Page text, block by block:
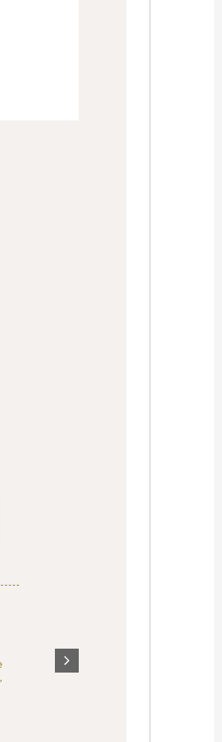
con verdure e carne aromatizzate alla
maggiorana fresca, per un gusto tipico
e autentico della tradizione. Perfette